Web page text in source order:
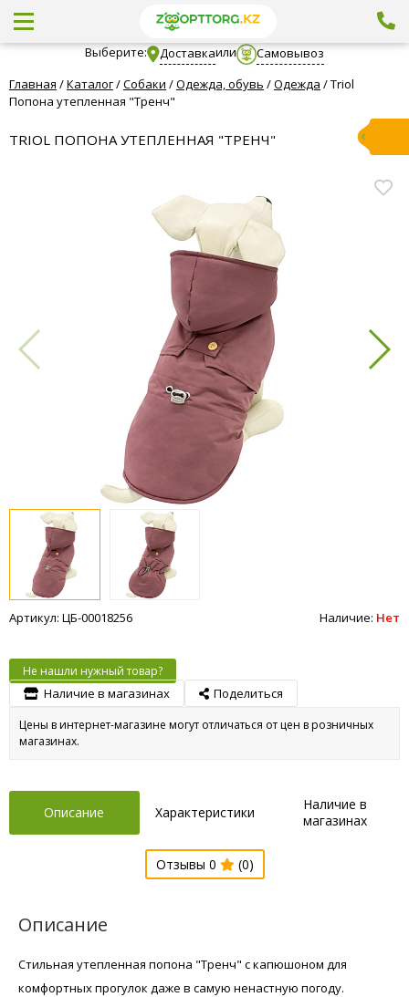
Выберите: Доставкаили
Самовывоз
Главная /Каталог/Собаки /Одежда, обувь /Одежда /Triol
Попона утепленная "Тренч"
TRIOL ПОПОНА УТЕПЛЕННАЯ "ТРЕНЧ"
Артикул: ЦБ-00018256 Наличие: Нет
Не нашли нужный товар?
Наличие в магазинах Поделиться
Цены в интернет-магазине могут отличаться от цен в розничных
магазинах.
Описание Характеристики
Наличие в
магазинах
Отзывы 0 (0)
Описание
Стильная утепленная попона "Тренч" с капюшоном для
комфортных прогулок даже в самую ненастную погоду.